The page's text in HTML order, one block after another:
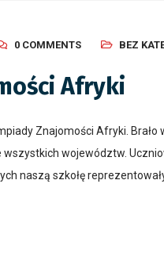
0 COMMENTS BEZ
Afryki
Znajomości Afryki.
województw.
naszą szkołę